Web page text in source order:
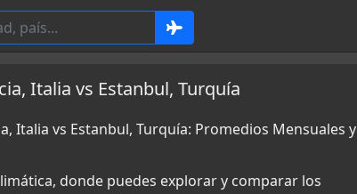
Italia vs Estanbul, Turquía
Italia vs Estanbul, Turquía: Promedios Mensuales y
donde puedes explorar y comparar los